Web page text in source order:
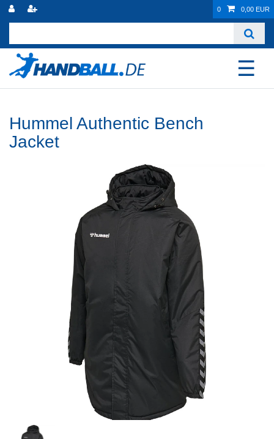
0 0,00 EUR
☰
Hummel Authentic Bench
Jacket